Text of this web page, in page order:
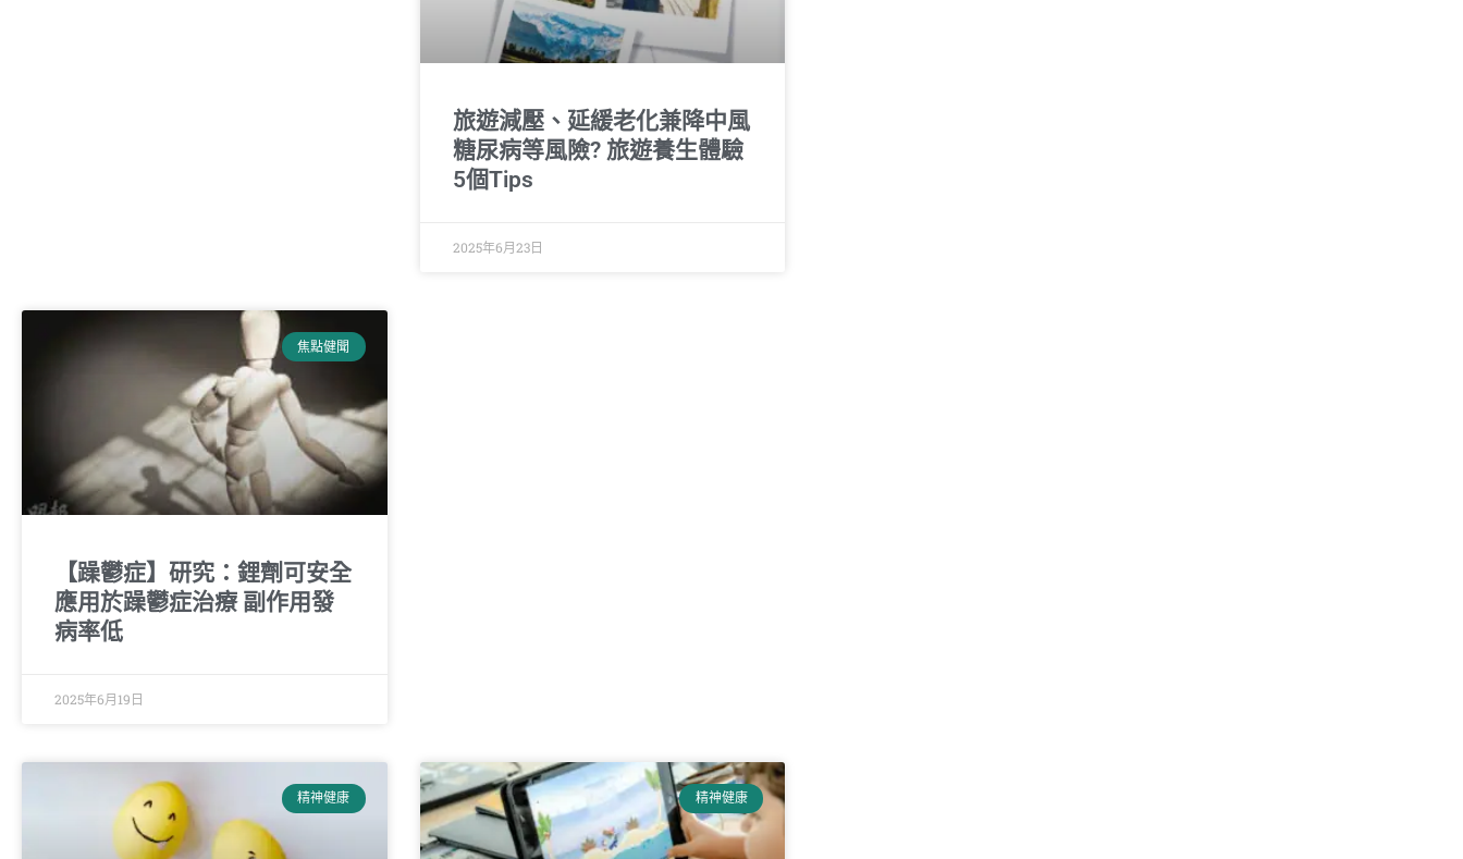
旅遊減壓、延緩老化兼降中風
糖尿病等風險? 旅遊養生體驗
5個Tips
2025年6月23日
焦點健聞
【躁鬱症】研究：鋰劑可安全
應用於躁鬱症治療 副作用發
病率低
2025年6月19日
精神健康 精神健康